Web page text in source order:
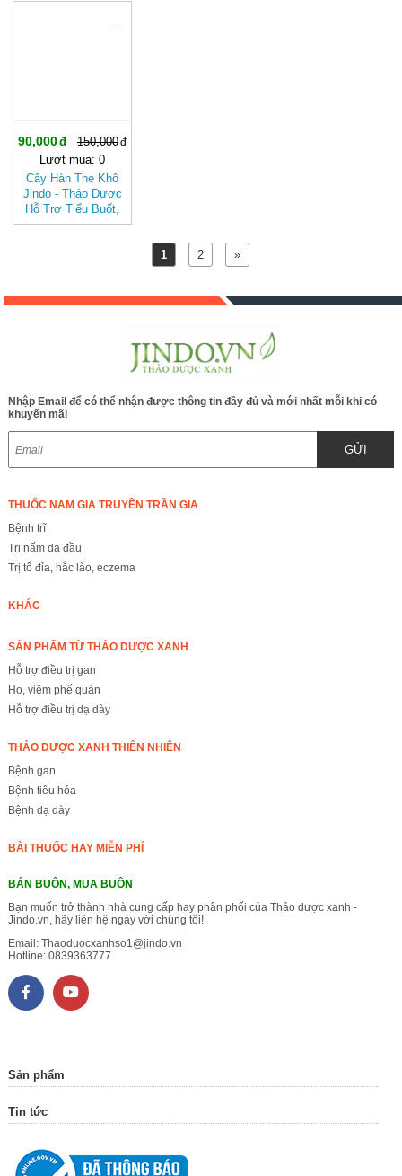
90,000
150,000
Lượt mua: 0
Cây Hàn The Khô
Jindo - Thảo Dược
Hỗ Trợ Tiểu Buốt,
Ho Lao Hiệu Quả
1 2 »
Nhập Email để có thể nhận được thông tin đầy đủ và mới nhất mỗi khi có
khuyến mãi
GỬI
THUỐC NAM GIA TRUYỀN TRẦN GIA
Bệnh trĩ
Trị nấm da đầu
Trị tổ đỉa, hắc lào, eczema
KHÁC
SẢN PHẨM TỪ THẢO DƯỢC XANH
Hỗ trợ điều trị gan
Ho, viêm phế quản
Hỗ trợ điều trị dạ dày
THẢO DƯỢC XANH THIÊN NHIÊN
Bệnh gan
Bệnh tiêu hóa
Bệnh dạ dày
BÀI THUỐC HAY MIỄN PHÍ
BÁN BUÔN, MUA BUÔN
Bạn muốn trở thành nhà cung cấp hay phân phối của Thảo dược xanh -
Jindo.vn, hãy liên hệ ngay với chúng tôi!
Email: Thaoduocxanhso1@jindo.vn
Hotline: 0839363777
Sản phẩm
Tin tức